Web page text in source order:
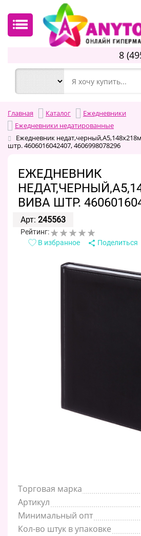
8
Главная Каталог
Ежедневники
Ежедневники недатированные
Ежедневник
штр. 4606016042407, 4606998078296
ЕЖЕДНЕВНИК
ВИВА ШТР.
Арт: 245563
Рейтинг:
В избранное
Поделиться
Торговая марка
Артикул
Минимальный опт
Кол-во штук в упаковке